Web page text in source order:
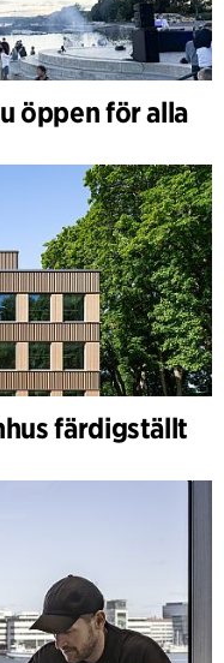
öppen för alla
färdigställt